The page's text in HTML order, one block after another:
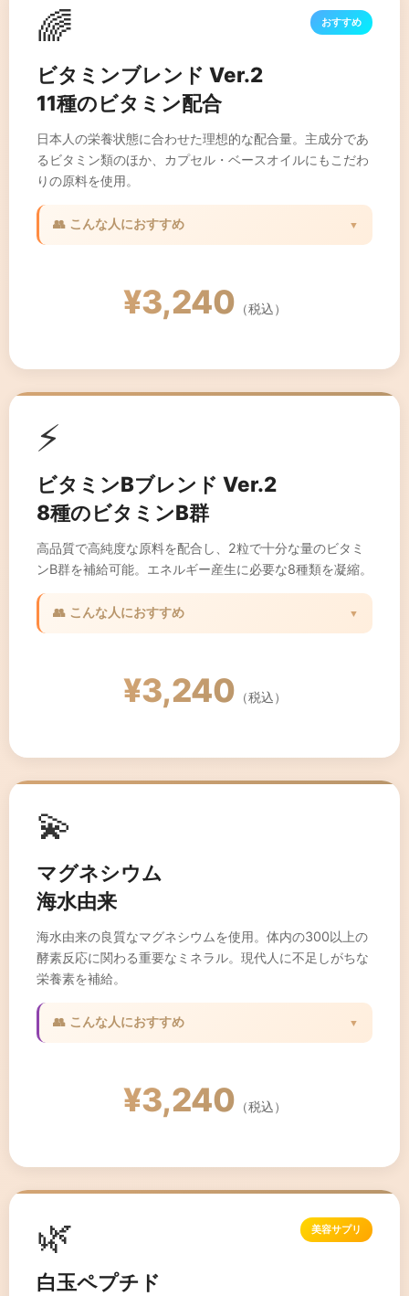
🌈 おすすめ
ビタミンブレンド Ver.2
11種のビタミン配合
日本人の栄養状態に合わせた理想的な配合量。主成分であ
るビタミン類のほか、カプセル・ベースオイルにもこだわ
りの原料を使用。
👥 こんな人におすすめ ▼
✓ 忙しくて食事に気を使えない方
✓ ビタミン不足が気になる方
¥3,240 （税込）
⚡
ビタミンBブレンド Ver.2
8種のビタミンB群
高品質で高純度な原料を配合し、2粒で十分な量のビタミ
ンB群を補給可能。エネルギー産生に必要な8種類を凝縮。
👥 こんな人におすすめ ▼
✓ ストレスが多い方
✓ 集中力を高めたい方¥3,240 （税込）
💫
マグネシウム
海水由来
海水由来の良質なマグネシウムを使用。体内の300以上の
酵素反応に関わる重要なミネラル。現代人に不足しがちな
栄養素を補給。
👥 こんな人におすすめ ▼
✓ 睡眠の質を改善したい方
✓ 代謝をサポートしたい方
¥3,240 （税込）
🌿 美容サプリ
白玉ペプチド